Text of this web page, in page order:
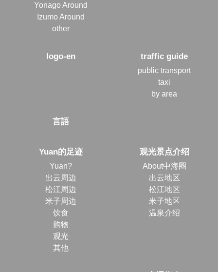
Yonago Around
Izumo Around
other
logo-en traffic guide
public transport
taxi
by area
言語
Yuan的足迹
Yuan?
出云周边
松江周边
米子周边
饮食
购物
观光
其他
观光景点介绍
About中海圈
出云地区
松江地区
米子地区
温泉介绍